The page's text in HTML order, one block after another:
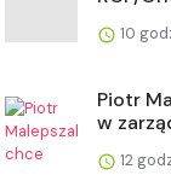
10
Piotr
w
12